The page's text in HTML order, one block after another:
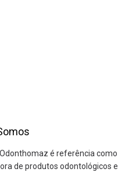
é referência como
de produtos odontológicos e